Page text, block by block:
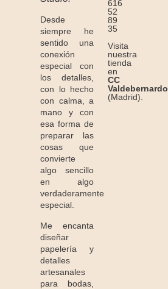
Desde
siempre he
sentido una
conexión
especial con
los detalles,
con lo hecho
con calma, a
mano y con
esa forma de
preparar las
cosas que
convierte
algo sencillo
en algo
verdaderamente
especial.
Me encanta
diseñar
papelería y
detalles
artesanales
para bodas,
616
52
89
35
Visita
nuestra
tienda
en
CC
Valdebernardo
(Madrid).